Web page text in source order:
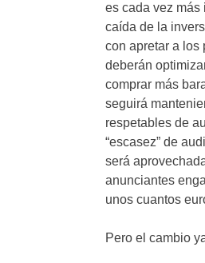
es cada vez más
caída de la
con apretar a los
deberán
comprar más
seguirá
respetables de
“escasez” de
será
anunciantes
unos cuantos
Pero el cambio